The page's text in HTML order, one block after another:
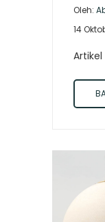
Oleh:
14
Artikel